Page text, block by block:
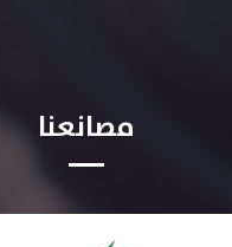
مصانعنا